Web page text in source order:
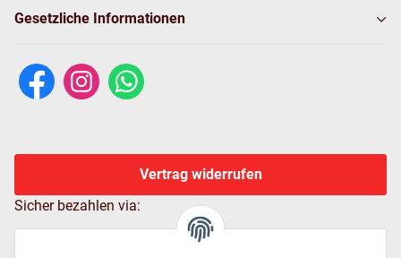
Gesetzliche Informationen
Vertrag widerrufen
Sicher bezahlen via: